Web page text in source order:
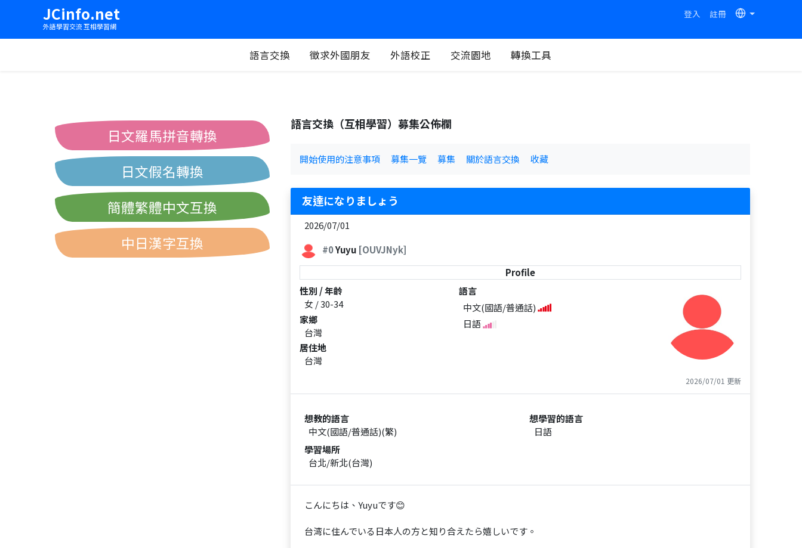
JCinfo.net
外語學習交流 互相學習網
登入 註冊
語言交換 徵求外國朋友 外語校正 交流園地 轉換工具
語言交換（互相學習）募集公佈欄
開始使用的注意事項 募集一覽 募集 關於語言交換 收藏
友達になりましょう
2026/07/01
#0Yuyu [OUVJNyk]
Profile
性別 / 年齡
女 / 30-34
家鄉
台灣
居住地
台灣
語言
中文(國語/普通話)
日語
2026/07/01 更新
想教的語言
中文(國語/普通話)(繁)
想學習的語言
日語
學習場所
台北/新北(台灣)
こんにちは、Yuyuです😊
台湾に住んでいる日本人の方と知り合えたら嬉しいです。
日文羅馬拼音轉換
日文假名轉換
簡體繁體中文互換
中日漢字互換